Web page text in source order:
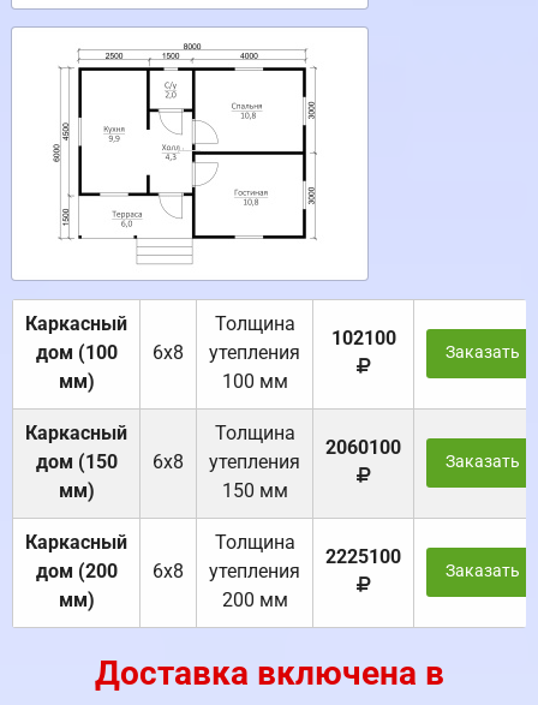
Каркасный
дом (100
мм)
6х8
Толщина
утепления
100 мм
102100
Заказать
Каркасный
дом (150
мм)
6х8
Толщина
утепления
150 мм
2060100
Заказать
Каркасный
дом (200
мм)
6х8
Толщина
утепления
200 мм
2225100
Заказать
Доставка включена в